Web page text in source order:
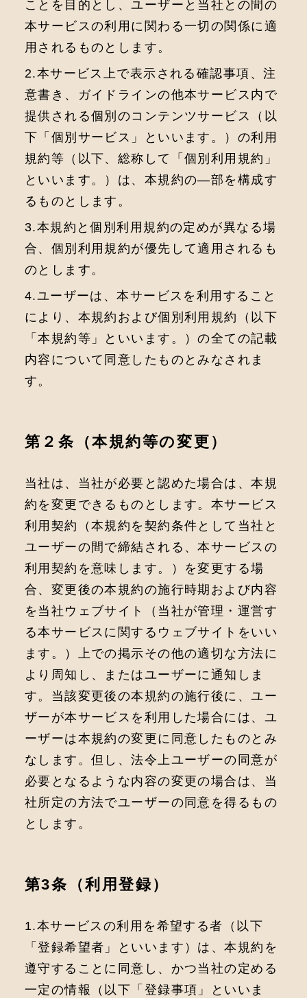
ことを⽬的とし、ユーザーと当社との間の
本サービスの利⽤に関わる⼀切の関係に適
⽤されるものとします。
2.本サービス上で表⽰される確認事項、注
意書き、ガイドラインの他本サービス内で
提供される個別のコンテンツサービス（以
下「個別サービス」といいます。）の利用
規約等（以下、総称して「個別利⽤規約」
といいます。）は、本規約の―部を構成す
るものとします。
3.本規約と個別利⽤規約の定めが異なる場
合、個別利⽤規約が優先して適⽤されるも
のとします。
4.ユーザーは、本サービスを利⽤すること
により、本規約および個別利⽤規約（以下
「本規約等」といいます。）の全ての記載
内容について同意したものとみなされま
す。
第２条（本規約等の変更）
当社は、当社が必要と認めた場合は、本規
約を変更できるものとします。本サービス
利用契約（本規約を契約条件として当社と
ユーザーの間で締結される、本サービスの
利用契約を意味します。）を変更する場
合、変更後の本規約の施行時期および内容
を当社ウェブサイト（当社が管理・運営す
る本サービスに関するウェブサイトをいい
ます。）上での掲示その他の適切な方法に
より周知し、またはユーザーに通知しま
す。当該変更後の本規約の施行後に、ユー
ザーが本サービスを利用した場合には、ユ
ーザーは本規約の変更に同意したものとみ
なします。但し、法令上ユーザーの同意が
必要となるような内容の変更の場合は、当
社所定の方法でユーザーの同意を得るもの
とします。
第3条（利用登録）
1.本サービスの利用を希望する者（以下
「登録希望者」といいます）は、本規約を
遵守することに同意し、かつ当社の定める
一定の情報（以下「登録事項」といいま